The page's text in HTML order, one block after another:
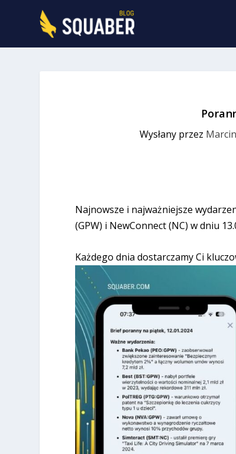
Wysłany przez
Najnowsze i najważniejsze
(GPW) i NewConnect (NC) w dniu
Każdego dnia dostarczamy Ci